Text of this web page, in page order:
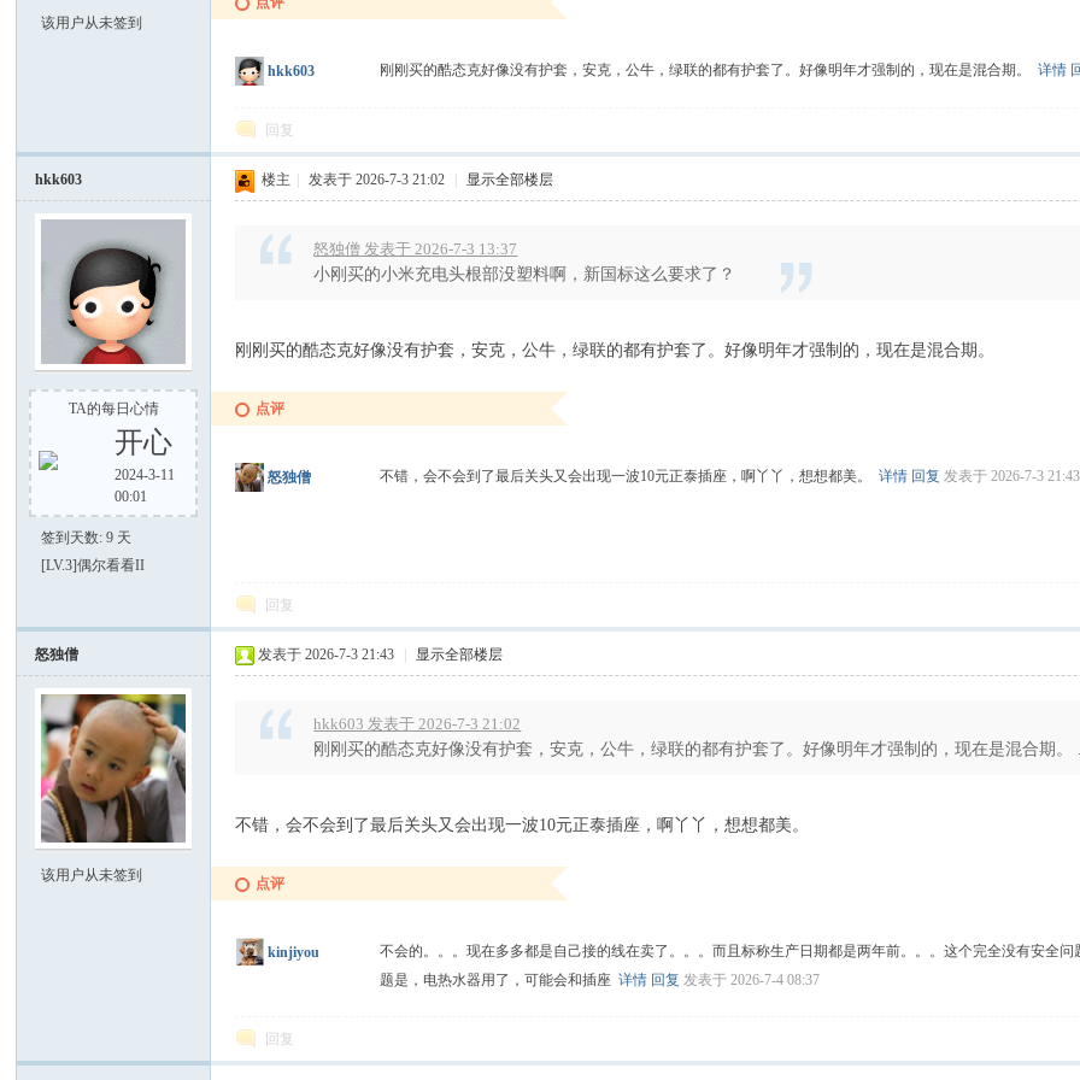
该用户从未签到
hkk603 刚刚买的酷态克好像没有护套，安克，公牛，绿联的都有护套了。好像明年才强制的，现在是混合期。详情
回复
hkk603
TA的每日心情
开心
2024-3-11
00:01
签到天数: 9 天
[LV.3]偶尔看看II
楼主 发表于 2026-7-3 21:02 显示全部楼层
怒独僧 发表于 2026-7-3 13:37
小刚买的小米充电头根部没塑料啊，新国标这么要求了？
刚刚买的酷态克好像没有护套，安克，公牛，绿联的都有护套了。好像明年才强制的，现在是混合期。
点评
怒独僧 不错，会不会到了最后关头又会出现一波10元正泰插座，啊丫丫，想想都美。详情 回复 发表于 2026-7-3 21:43
回复
怒独僧
该用户从未签到
发表于 2026-7-3 21:43 显示全部楼层
hkk603 发表于 2026-7-3 21:02
刚刚买的酷态克好像没有护套，安克，公牛，绿联的都有护套了。好像明年才强制的，现在是混合期。
不错，会不会到了最后关头又会出现一波10元正泰插座，啊丫丫，想想都美。
点评
kinjiyou
不会的。。。现在多多都是自己接的线在卖了。。。而且标称生产日期都是两年前。。。这个完全没有安全
题是，电热水器用了，可能会和插座详情 回复 发表于 2026-7-4 08:37
回复